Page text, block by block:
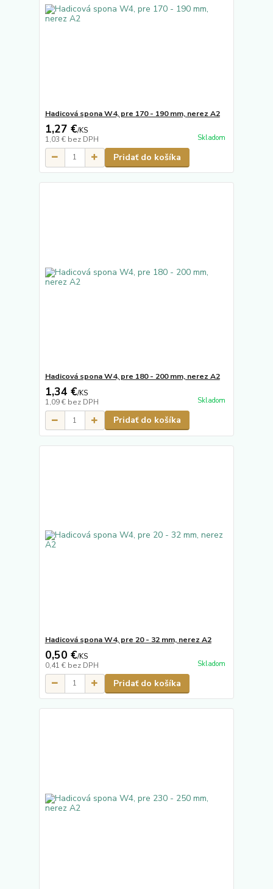
Hadicová spona W4, pre 170 - 190 mm, nerez A2
1,27 €/KS
1,03 € bez DPH Skladom
Pridať do košíka
Hadicová spona W4, pre 180 - 200 mm, nerez A2
1,34 €/KS
1,09 € bez DPH Skladom
Pridať do košíka
Hadicová spona W4, pre 20 - 32 mm, nerez A2
0,50 €/KS
0,41 € bez DPH Skladom
Pridať do košíka